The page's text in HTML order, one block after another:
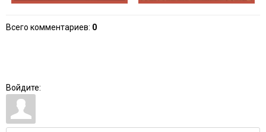
Всего комментариев: 0
Войдите: